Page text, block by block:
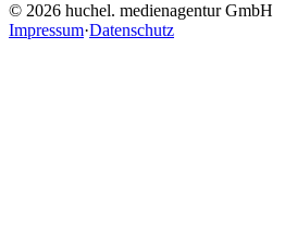
© 2026 huchel. medienagentur GmbH
Impressum·Datenschutz